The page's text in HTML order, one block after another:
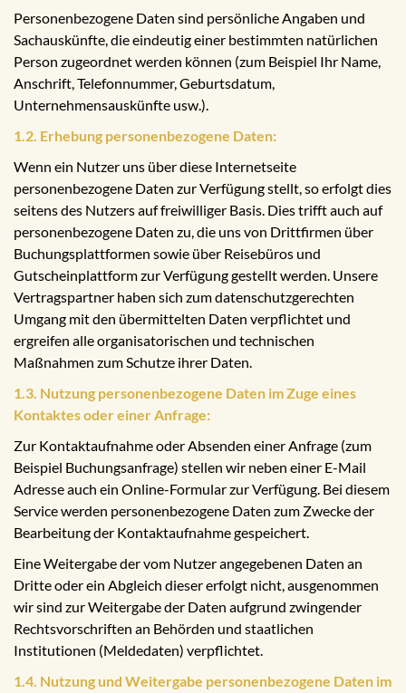
Personenbezogene Daten sind persönliche Angaben und
Sachauskünfte, die eindeutig einer bestimmten natürlichen
Person zugeordnet werden können (zum Beispiel Ihr Name,
Anschrift, Telefonnummer, Geburtsdatum,
Unternehmensauskünfte usw.).
1.2. Erhebung personenbezogene Daten:
Wenn ein Nutzer uns über diese Internetseite
personenbezogene Daten zur Verfügung stellt, so erfolgt dies
seitens des Nutzers auf freiwilliger Basis. Dies trifft auch auf
personenbezogene Daten zu, die uns von Drittfirmen über
Buchungsplattformen sowie über Reisebüros und
Gutscheinplattform zur Verfügung gestellt werden. Unsere
Vertragspartner haben sich zum datenschutzgerechten
Umgang mit den übermittelten Daten verpflichtet und
ergreifen alle organisatorischen und technischen
Maßnahmen zum Schutze ihrer Daten.
1.3. Nutzung personenbezogene Daten im Zuge eines
Kontaktes oder einer Anfrage:
Zur Kontaktaufnahme oder Absenden einer Anfrage (zum
Beispiel Buchungsanfrage) stellen wir neben einer E-Mail
Adresse auch ein Online-Formular zur Verfügung. Bei diesem
Service werden personenbezogene Daten zum Zwecke der
Bearbeitung der Kontaktaufnahme gespeichert.
Eine Weitergabe der vom Nutzer angegebenen Daten an
Dritte oder ein Abgleich dieser erfolgt nicht, ausgenommen
wir sind zur Weitergabe der Daten aufgrund zwingender
Rechtsvorschriften an Behörden und staatlichen
Institutionen (Meldedaten) verpflichtet.
1.4. Nutzung und Weitergabe personenbezogene Daten im